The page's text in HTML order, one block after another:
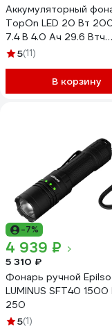
Аккумуляторный
TopOn LED 20 Вт
7.4 В 4.0 Ач 29.6 Втч
Bluetooth колонка
5(11)
В корзину
-7%
4 939 ₽
5 310 ₽
Фонарь ручной Epilso
LUMINUS SFT40 1500
250
5(1)